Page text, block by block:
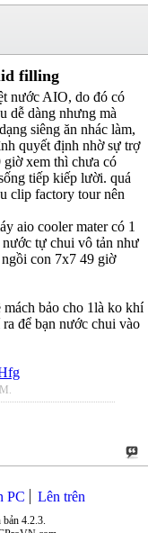
filling
nước AIO, do đó có
dễ dàng nhưng mà
siêng ăn nhác làm,
quyết định nhờ sự trợ
giờ xem thì chưa có
tiếp kiếp lười. quá
clip factory tour nên
aio cooler mater có 1
tự chui vô tản như
ngồi con 7x7 49 giờ
bảo cho 1là ko khí
để bạn nước chui vào
.
PC Lên trên
4.2.3.